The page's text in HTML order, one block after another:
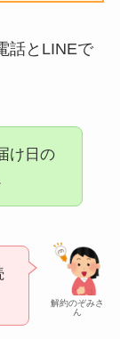
話とLINEで
け日の
解約のぞみさ
ん